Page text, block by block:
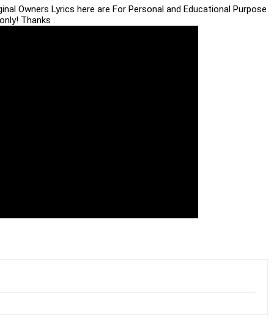
Owners Lyrics here are For Personal and Educational Purpose
only! Thanks .